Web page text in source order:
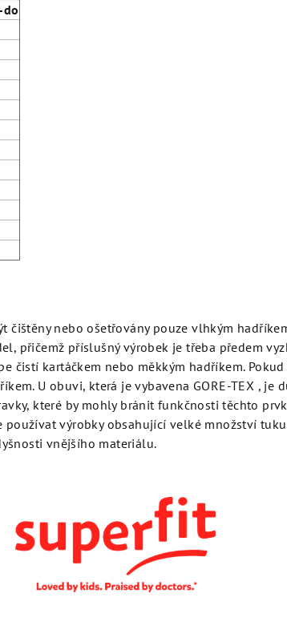
do
čištěny nebo ošetřovány pouze vlhkým
přičemž příslušný výrobek je třeba předem
čistí kartáčkem nebo měkkým hadříkem.
U obuvi, která je vybavena GORE-TEX , je
které by mohly bránit funkčnosti těchto
používat výrobky obsahující velké množství
vnějšího materiálu.